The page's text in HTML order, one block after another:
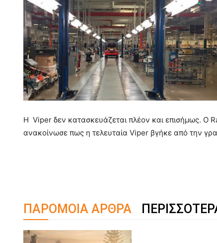
Η Viper δεν κατασκευάζεται πλέον και επισήμως. Ο
ανακοίνωσε πως η τελευταία Viper βγήκε από την
ΠΑΡΟΜΟΙΑ ΑΡΘΡΑ